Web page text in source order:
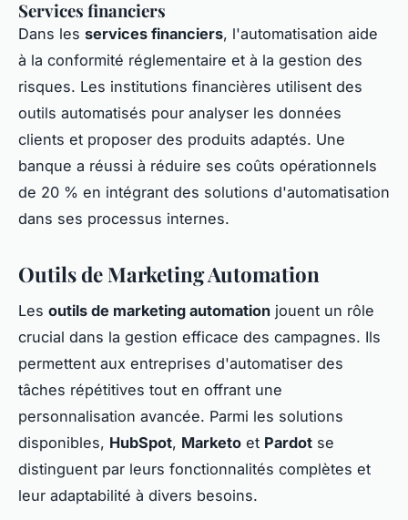
Services financiers
Dans les services financiers, l'automatisation aide
à la conformité réglementaire et à la gestion des
risques. Les institutions financières utilisent des
outils automatisés pour analyser les données
clients et proposer des produits adaptés. Une
banque a réussi à réduire ses coûts opérationnels
de 20 % en intégrant des solutions d'automatisation
dans ses processus internes.
Outils de Marketing Automation
Les outils de marketing automation jouent un rôle
crucial dans la gestion efficace des campagnes. Ils
permettent aux entreprises d'automatiser des
tâches répétitives tout en offrant une
personnalisation avancée. Parmi les solutions
disponibles, HubSpot, Marketo et Pardot se
distinguent par leurs fonctionnalités complètes et
leur adaptabilité à divers besoins.